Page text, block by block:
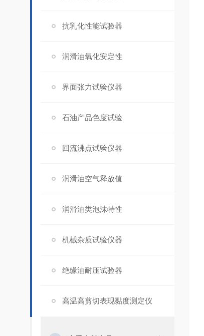
抗乳化性能试验器
润滑油氧化安定性
界面张力试验仪器
石油产品色度试验
回流沸点试验仪器
润滑油空气释放值
润滑油类泡沫特性
机械杂质试验仪器
绝缘油耐压试验器
高温高剪切表现黏度测定仪